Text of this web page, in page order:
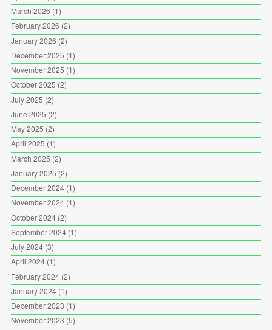
March 2026 (1)
February 2026 (2)
January 2026 (2)
December 2025 (1)
November 2025 (1)
October 2025 (2)
July 2025 (2)
June 2025 (2)
May 2025 (2)
April 2025 (1)
March 2025 (2)
January 2025 (2)
December 2024(1)
November 2024(1)
October 2024(2)
September 2024(1)
July 2024(3)
April 2024(1)
February 2024(2)
January 2024(1)
December 2023 (1)
November 2023 (5)